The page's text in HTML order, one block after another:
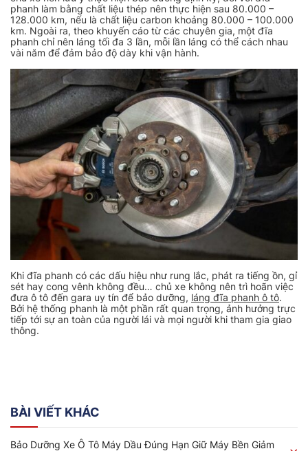
phanh làm bằng chất liệu thép nên thực hiện sau 80.000 –
128.000 km, nếu là chất liệu carbon khoảng 80.000 – 100.000
km. Ngoài ra, theo khuyến cáo từ các chuyên gia, một đĩa
phanh chỉ nên láng tối đa 3 lần, mỗi lần láng có thể cách nhau
vài năm để đảm bảo độ dày khi vận hành.
Khi đĩa phanh có các dấu hiệu như rung lắc, phát ra tiếng ồn, gỉ
sét hay cong vênh không đều… chủ xe không nên trì hoãn việc
đưa ô tô đến gara uy tín để bảo dưỡng, láng đĩa phanh ô tô.
Bởi hệ thống phanh là một phần rất quan trọng, ảnh hưởng trực
tiếp tới sự an toàn của người lái và mọi người khi tham gia giao
thông.
BÀI VIẾT KHÁC
Bảo Dưỡng Xe Ô Tô Máy Dầu Đúng Hạn Giữ Máy Bền Giảm